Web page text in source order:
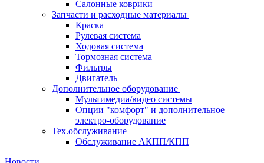
Салонные коврики
Запчасти и расходные материалы
Краска
Рулевая система
Ходовая система
Тормозная система
Фильтры
Двигатель
Дополнительное оборудование
Мультимедиа/видео системы
Опции "комфорт" и дополнительное
электро-оборудование
Тех.обслуживание
Обслуживание АКПП/КПП